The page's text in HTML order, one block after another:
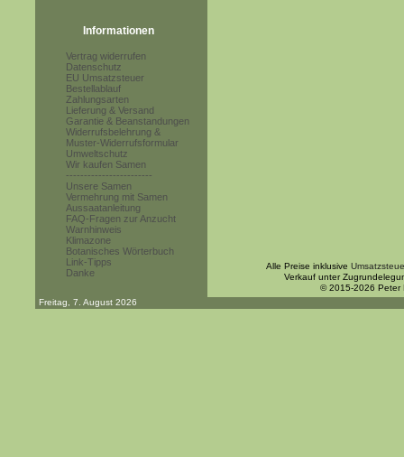
Informationen
Vertrag widerrufen
Datenschutz
EU Umsatzsteuer
Bestellablauf
Zahlungsarten
Lieferung & Versand
Garantie & Beanstandungen
Widerrufsbelehrung &
Muster-Widerrufsformular
Umweltschutz
Wir kaufen Samen
------------------------
Unsere Samen
Vermehrung mit Samen
Aussaatanleitung
FAQ-Fragen zur Anzucht
Warnhinweis
Klimazone
Botanisches Wörterbuch
Link-Tipps
Danke
Alle Preise inklusive
Verkauf unter
© 2015-2026 Peter
Freitag, 7. August 2026